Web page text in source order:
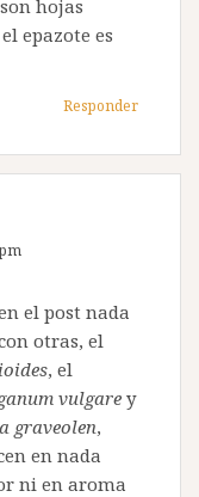
hojas
epazote es
Responder
el post nada
otras, el
, el
vulgare y
graveolen,
en nada
ni en aroma